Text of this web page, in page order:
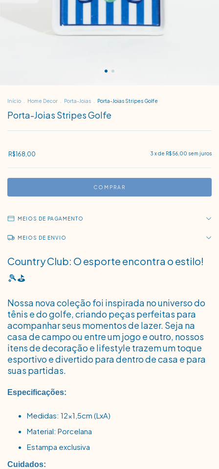
Início Home Decor Porta-Joias Porta-Joias Stripes Golfe
Porta-Joias Stripes Golfe
R$168,00 3 x de R$56,00 sem juros
MEIOS DE PAGAMENTO
MEIOS DE ENVIO
Country Club: O esporte encontra o estilo!
🎾⛳
Nossa nova coleção foi inspirada no universo do
tênis e do golfe, criando peças perfeitas para
acompanhar seus momentos de lazer. Seja na
casa de campo ou entre um jogo e outro, nossos
itens de decoração e lifestyle trazem um toque
esportivo e divertido para dentro de casa e para
suas partidas.
Especificações:
Medidas: 12x1,5cm (LxA)
Material: Porcelana
Estampa exclusiva
Cuidados: